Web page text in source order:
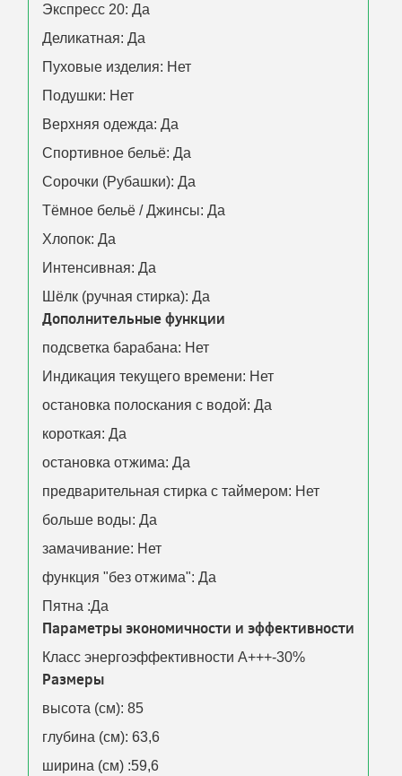
Экспресс 20: Да
Деликатная: Да
Пуховые изделия: Нет
Подушки: Нет
Верхняя одежда: Да
Спортивное бельё: Да
Сорочки (Рубашки): Да
Тёмное бельё / Джинсы: Да
Хлопок: Да
Интенсивная: Да
Шёлк (ручная стирка): Да
Дополнительные функции
подсветка барабана: Нет
Индикация текущего времени: Нет
остановка полоскания с водой: Да
короткая: Да
остановка отжима: Да
предварительная стирка с таймером: Нет
больше воды: Да
замачивание: Нет
функция "без отжима": Да
Пятна :Да
Параметры экономичности и эффективности
Класс энергоэффективности A+++-30%
Размеры
высота (см): 85
глубина (см): 63,6
ширина (см) :59,6